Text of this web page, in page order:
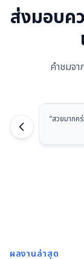
ส่งมอบค
คำชมจ
“สวยมากค
ผลงานล่าสุด